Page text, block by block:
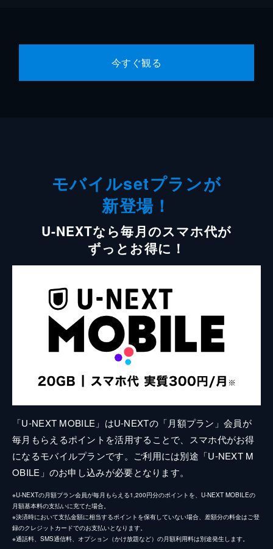
今すぐ観る
モバイルsetプランが
新登場！
U-NEXTなら毎月のスマホ代が
ずっとお得に！
「U-NEXT MOBILE」はU-NEXTの「月額プラン」会員が
毎月もらえるポイントを活用することで、スマホ代がお得
になるモバイルプランです。ご利用には別途「U-NEXT M
OBILE」のお申し込みが必要となります。
※U-NEXTの月額プラン会員が毎月もらえる1,200円分のポイントを、U-NEXT MOBILEの
月額基本料の支払いに充てた場合。
※決済時において支払金額に相当するポイントを保有していない場合、差額分の料金はご登
録のクレジットカードでのお支払いとなります。
※通話料、SMS通信料、オプション（かけ放題など）の月額利用料は別途発生します。